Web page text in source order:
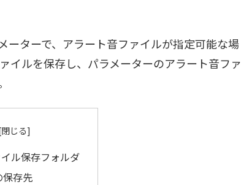
ターで、アラート音ファイルが指定可能な場
イルを保存し、パラメーターのアラート音ファ
ル保存フォルダ
保存先